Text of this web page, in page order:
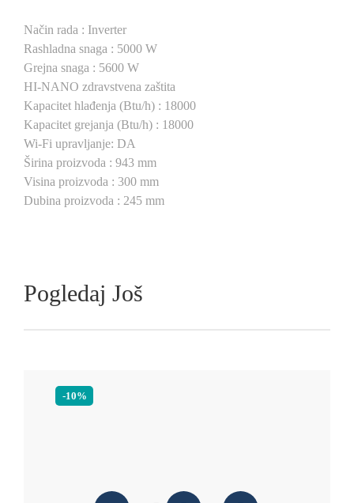
Način rada : Inverter
Rashladna snaga : 5000 W
Grejna snaga : 5600 W
HI-NANO zdravstvena zaštita
Kapacitet hlađenja (Btu/h) : 18000
Kapacitet grejanja (Btu/h) : 18000
Wi-Fi upravljanje: DA
Širina proizvoda : 943 mm
Visina proizvoda : 300 mm
Dubina proizvoda : 245 mm
Pogledaj Još
-10%